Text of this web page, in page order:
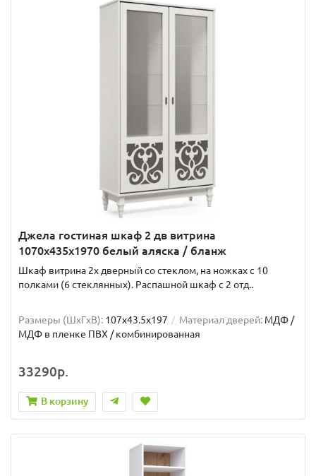
Джела гостиная шкаф 2 дв витрина
1070х435х1970 белый аляска / бланж
Шкаф витрина 2х дверный со стеклом, на ножках с 10
полками (6 стеклянных). Распашной шкаф с 2 отд..
Размеры (ШxГxВ): 107x43.5x197 Материал дверей: МДФ /
МДФ в пленке ПВХ / комбинированная
33290р.
В корзину